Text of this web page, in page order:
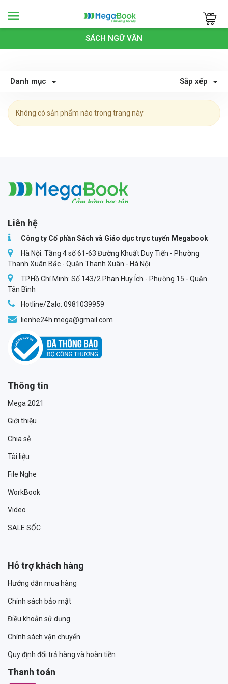
Megabook
SÁCH NGỮ VĂN
Danh mục Sắp xếp
Không có sản phẩm nào trong trang này
Liên hệ
Công ty Cổ phần Sách và Giáo dục trực tuyến Megabook
Hà Nội: Tầng 4 số 61-63 Đường Khuất Duy Tiến - Phường
Thanh Xuân Bắc - Quận Thanh Xuân - Hà Nội
TP.Hồ Chí Minh: Số 143/2 Phan Huy Ích - Phường 15 - Quận
Tân Bình
Hotline/Zalo: 0981039959
lienhe24h.mega@gmail.com
Thông tin
Mega 2021
Giới thiệu
Chia sẻ
Tài liệu
File Nghe
WorkBook
Video
SALE SỐC
Hỗ trợ khách hàng
Hướng dẫn mua hàng
Chính sách bảo mật
Điều khoản sử dụng
Chính sách vận chuyển
Quy định đổi trả hàng và hoàn tiền
Thanh toán